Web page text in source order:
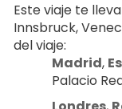
Este viaje te
Innsbruck,
del viaje:
Madrid,
Palacio